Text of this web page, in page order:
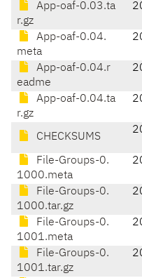
App-oaf-0.03.ta
r.gz
App-oaf-0.04.
meta
App-oaf-0.04.r
eadme
App-oaf-0.04.ta
r.gz
CHECKSUMS
File-Groups-0.
1000.meta
File-Groups-0.
1000.tar.gz
File-Groups-0.
1001.meta
File-Groups-0.
1001.tar.gz